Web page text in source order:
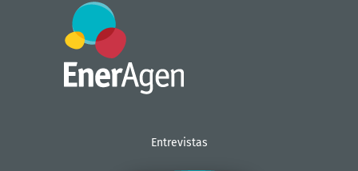
Entrevistas